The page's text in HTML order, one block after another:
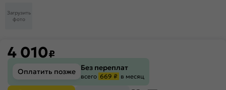
Загрузить
фото
4 010₽
Оплатить позже Без переплат
всего 669 ₽ в месяц